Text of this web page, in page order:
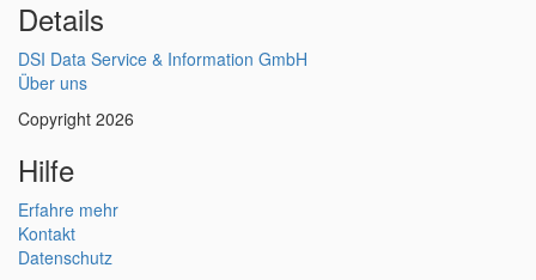
Details
DSI Data Service & Information GmbH
Über uns
Copyright 2026
Hilfe
Erfahre mehr
Kontakt
Datenschutz